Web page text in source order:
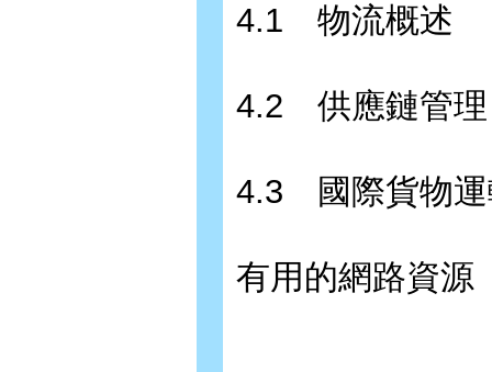
4.1 物流概述
4.2 供應鏈管理
4.3 國際貨物運
有用的網路資源